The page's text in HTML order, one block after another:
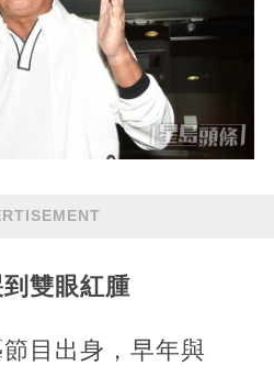
到雙眼紅腫
目出身，早年與